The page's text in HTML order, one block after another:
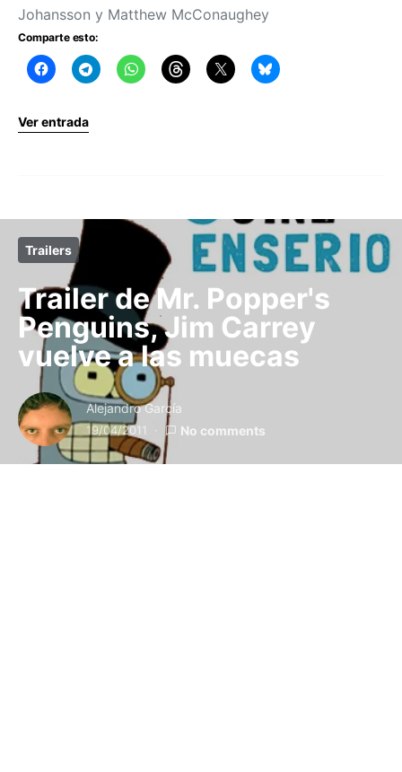
Johansson y Matthew McConaughey
Comparte esto:
Ver entrada
Trailers
Trailer de Mr. Popper's
Penguins, Jim Carrey
vuelve a las muecas
Alejandro García
19/04/2011 No comments